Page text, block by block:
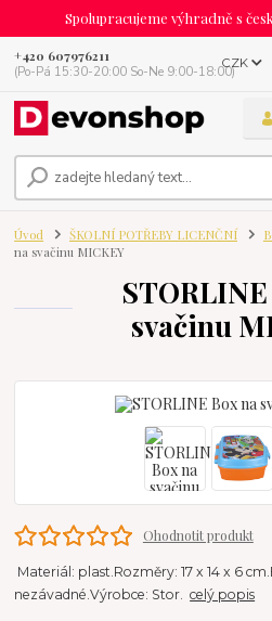
Spolupracujeme výhradně s
CZK
+420 607976211
(Po-Pá 15:30-20:00 So-Ne 9:00-18:00)
Úvod ŠKOLNÍ POTŘEBY LICENČNÍ
na svačinu MICKEY
svačinu
Ohodnotit produkt
Materiál: plast.Rozměry: 17 x 14 x 6
nezávadné.Výrobce: Stor.celý popis